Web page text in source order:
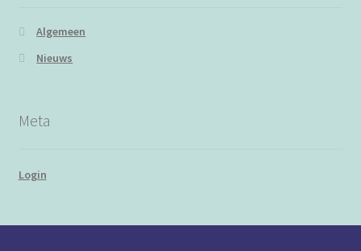
Algemeen
Nieuws
Meta
Login